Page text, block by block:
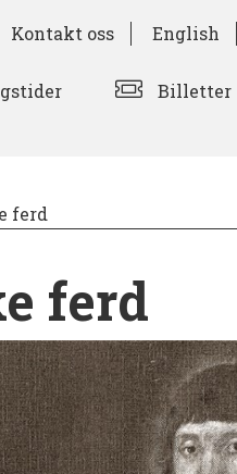
Kontakt oss English
Billetter
ferd
ferd